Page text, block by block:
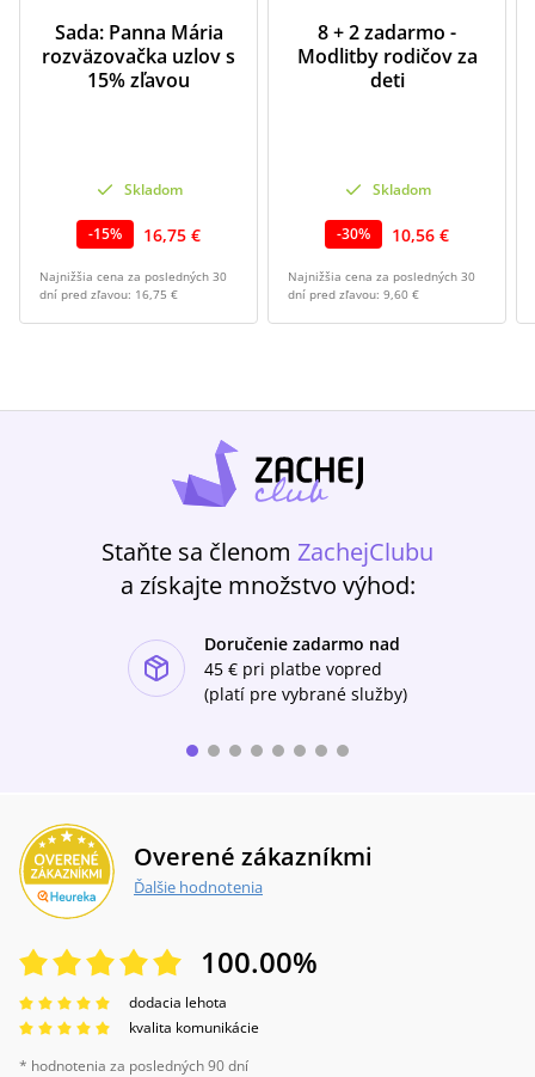
Sada: Panna Mária
rozväzovačka uzlov s
15% zľavou
Skladom
-15% 16,75 €
Najnižšia cena za posledných 30
dní pred zľavou: 16,75 €
8 + 2 zadarmo -
Modlitby rodičov za
deti
Skladom
-30% 10,56 €
Najnižšia cena za posledných 30
dní pred zľavou: 9,60 €
Staňte sa členom ZachejClubu
a získajte množstvo výhod:
Doručenie zadarmo nad
45 € pri platbe vopred
(platí pre vybrané služby)
Overené zákazníkmi
Ďalšie hodnotenia
100.00%
dodacia lehota
kvalita komunikácie
* hodnotenia za posledných 90 dní